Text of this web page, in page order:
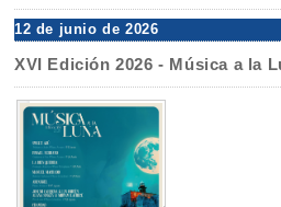
12 de junio de 2026
XVI Edición 2026 - Música a la